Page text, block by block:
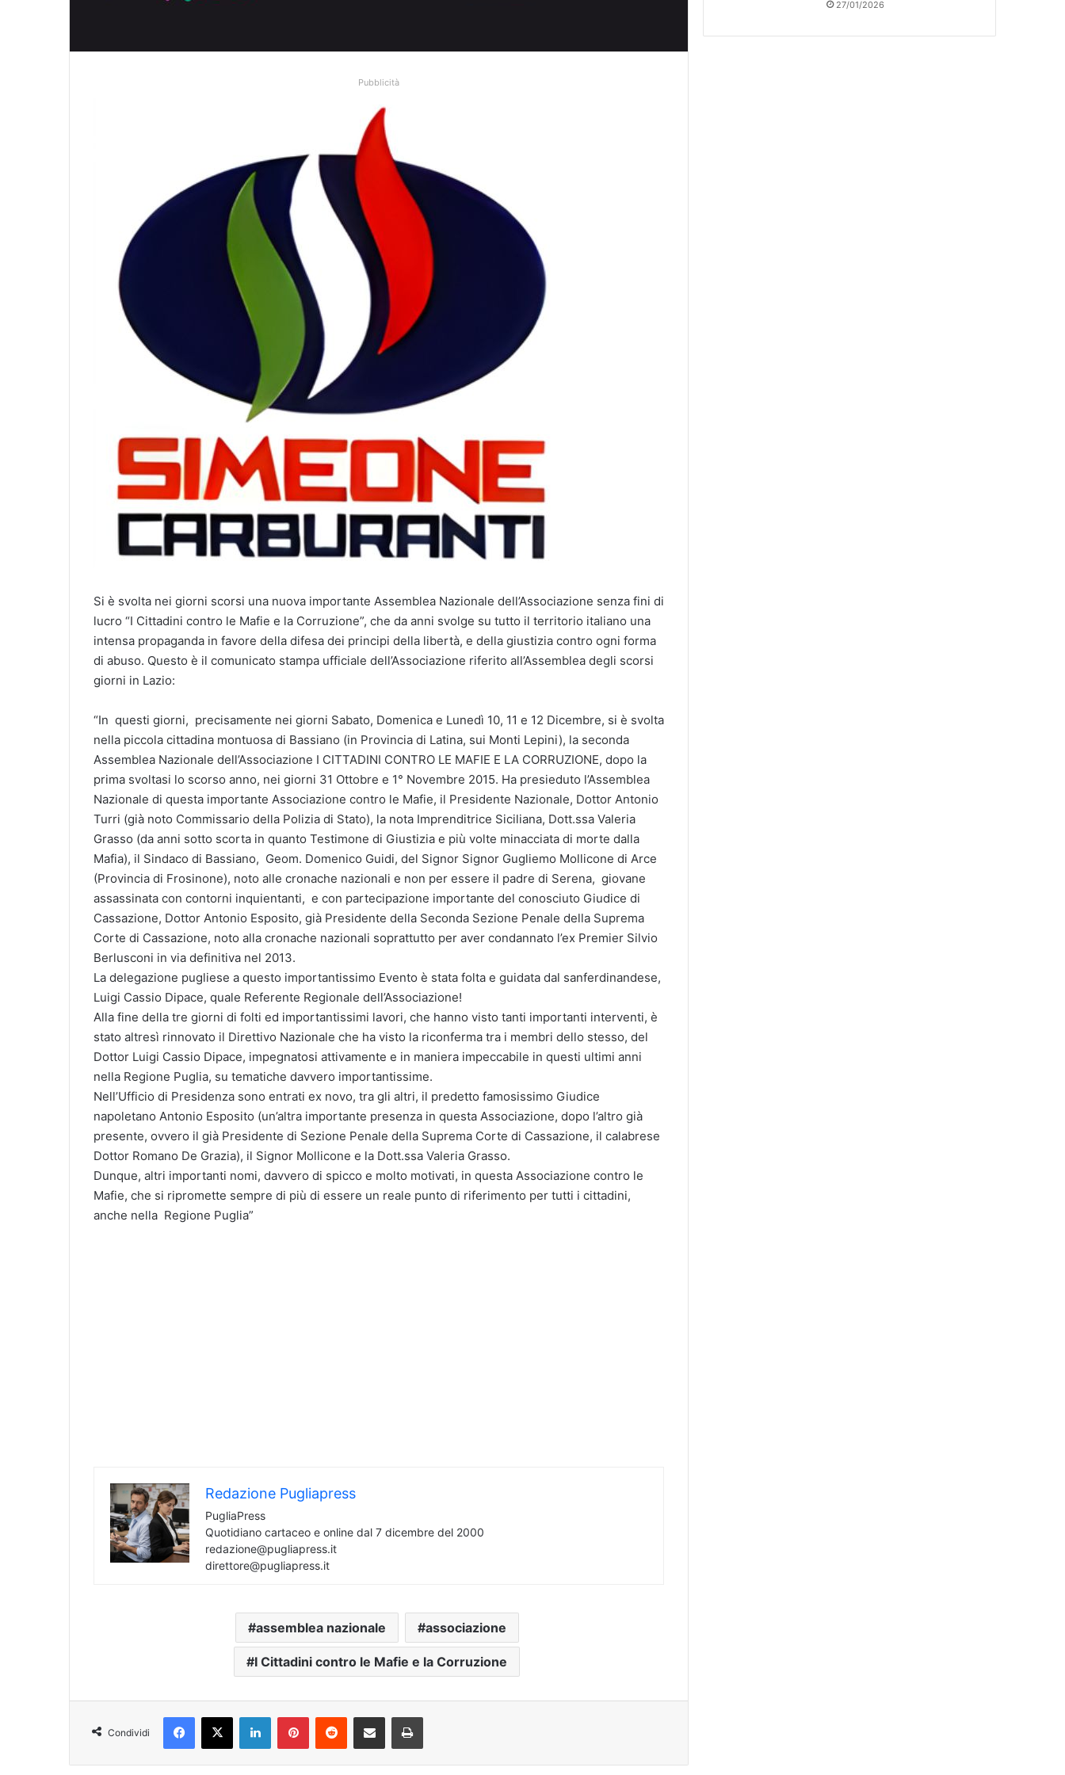
Pubblicità
Si è svolta nei giorni scorsi una nuova importante Assemblea Nazionale dell’Associazione senza fini di
lucro “I Cittadini contro le Mafie e la Corruzione”, che da anni svolge su tutto il territorio italiano una
intensa propaganda in favore della difesa dei principi della libertà, e della giustizia contro ogni forma
di abuso. Questo è il comunicato stampa ufficiale dell’Associazione riferito all’Assemblea degli scorsi
giorni in Lazio:
“In questi giorni, precisamente nei giorni Sabato, Domenica e Lunedì 10, 11 e 12 Dicembre, si è svolta
nella piccola cittadina montuosa di Bassiano (in Provincia di Latina, sui Monti Lepini), la seconda
Assemblea Nazionale dell’Associazione I CITTADINI CONTRO LE MAFIE E LA CORRUZIONE, dopo la
prima svoltasi lo scorso anno, nei giorni 31 Ottobre e 1° Novembre 2015. Ha presieduto l’Assemblea
Nazionale di questa importante Associazione contro le Mafie, il Presidente Nazionale, Dottor Antonio
Turri (già noto Commissario della Polizia di Stato), la nota Imprenditrice Siciliana, Dott.ssa Valeria
Grasso (da anni sotto scorta in quanto Testimone di Giustizia e più volte minacciata di morte dalla
Mafia), il Sindaco di Bassiano, Geom. Domenico Guidi, del Signor Signor Gugliemo Mollicone di Arce
(Provincia di Frosinone), noto alle cronache nazionali e non per essere il padre di Serena, giovane
assassinata con contorni inquientanti, e con partecipazione importante del conosciuto Giudice di
Cassazione, Dottor Antonio Esposito, già Presidente della Seconda Sezione Penale della Suprema
Corte di Cassazione, noto alla cronache nazionali soprattutto per aver condannato l’ex Premier Silvio
Berlusconi in via definitiva nel 2013.
La delegazione pugliese a questo importantissimo Evento è stata folta e guidata dal sanferdinandese,
Luigi Cassio Dipace, quale Referente Regionale dell’Associazione!
Alla fine della tre giorni di folti ed importantissimi lavori, che hanno visto tanti importanti interventi, è
stato altresì rinnovato il Direttivo Nazionale che ha visto la riconferma tra i membri dello stesso, del
Dottor Luigi Cassio Dipace, impegnatosi attivamente e in maniera impeccabile in questi ultimi anni
nella Regione Puglia, su tematiche davvero importantissime.
Nell’Ufficio di Presidenza sono entrati ex novo, tra gli altri, il predetto famosissimo Giudice
napoletano Antonio Esposito (un’altra importante presenza in questa Associazione, dopo l’altro già
presente, ovvero il già Presidente di Sezione Penale della Suprema Corte di Cassazione, il calabrese
Dottor Romano De Grazia), il Signor Mollicone e la Dott.ssa Valeria Grasso.
Dunque, altri importanti nomi, davvero di spicco e molto motivati, in questa Associazione contro le
Mafie, che si ripromette sempre di più di essere un reale punto di riferimento per tutti i cittadini,
anche nella Regione Puglia”
Redazione Pugliapress
PugliaPress
Quotidiano cartaceo e online dal 7 dicembre del 2000
redazione@pugliapress.it
direttore@pugliapress.it
assemblea nazionale associazione
I Cittadini contro le Mafie e la Corruzione
Condividi
27/01/2026